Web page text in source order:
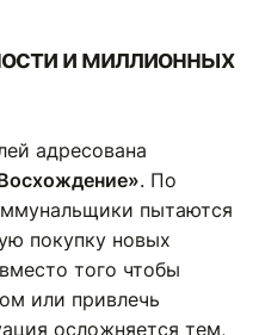
и миллионных
адресована
. По
пытаются
покупку новых
того чтобы
или привлечь
осложняется тем,